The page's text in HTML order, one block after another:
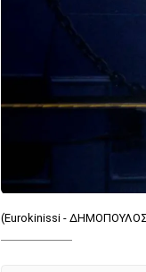
(Eurokinissi -